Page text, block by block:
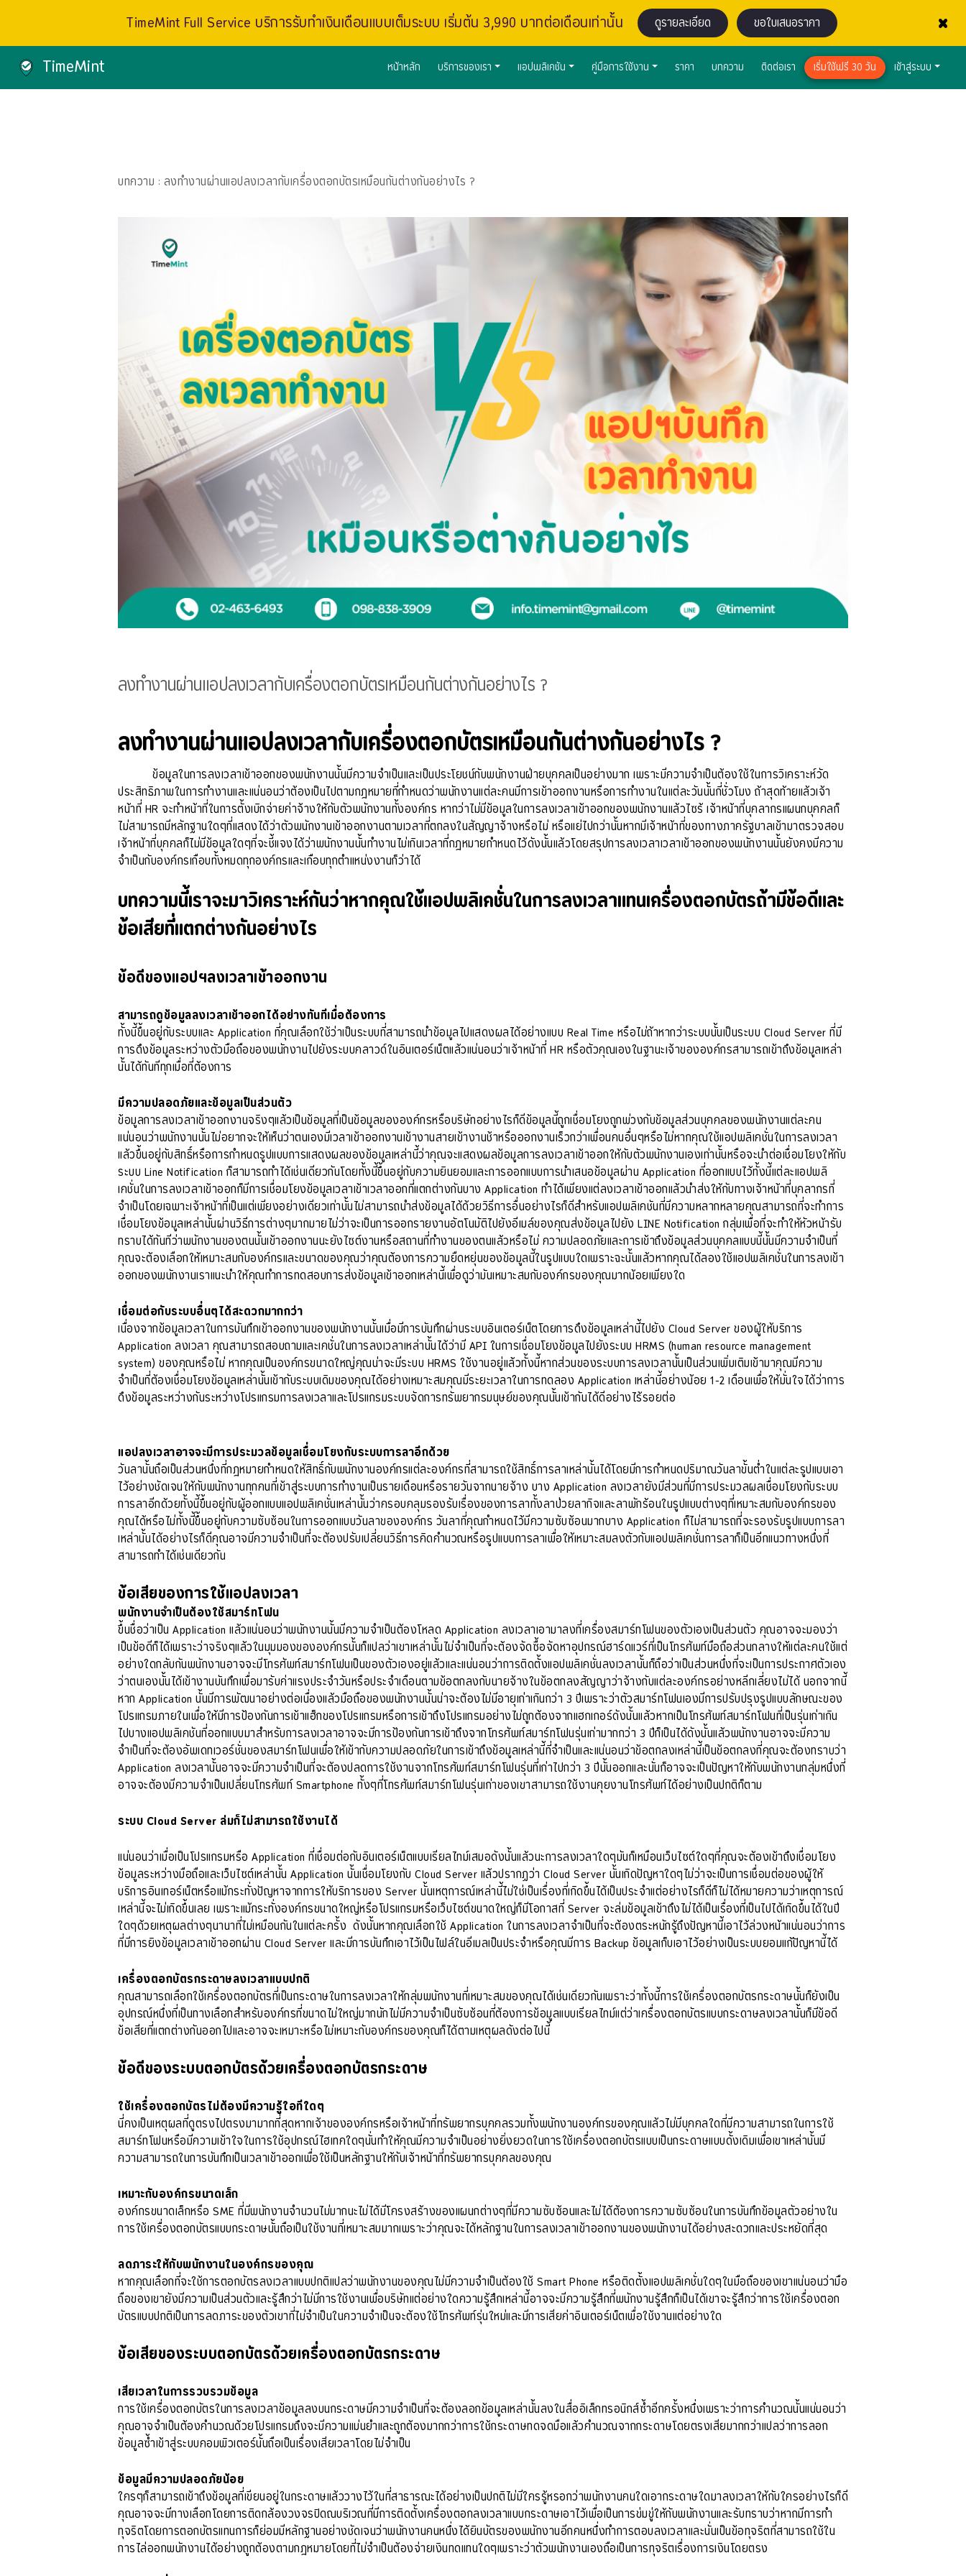
×
TimeMint Full Service บริการรับทำเงินเดือนแบบเต็มระบบ เริ่มต้น 3,990 บาทต่อเดือนเท่านั้น ดูรายละเอียด ขอใบเสนอราคา
TimeMint หน้าหลัก บริการของเรา แอปพลิเคชัน คู่มือการใช้งาน ราคา บทความ ติดต่อเรา เริ่มใช้ฟรี 30 วัน เข้าสู่ระบบ
บทความ : ลงทำงานผ่านแอปลงเวลากับเครื่องตอกบัตรเหมือนกันต่างกันอย่างไร ?
ลงทำงานผ่านแอปลงเวลากับเครื่องตอกบัตรเหมือนกันต่างกันอย่างไร ?
ลงทำงานผ่านแอปลงเวลากับเครื่องตอกบัตรเหมือนกันต่างกันอย่างไร ?
ข้อมูลในการลงเวลาเข้าออกของพนักงานนั้นมีความจำเป็นและเป็นประโยชน์กับพนักงานฝ่ายบุคคลเป็นอย่างมาก เพราะมีความจำเป็นต้องใช้ในการวิเคราะห์วัด
ประสิทธิภาพในการทำงานและแน่นอนว่าต้องเป็นไปตามกฎหมายที่กำหนดว่าพนักงานแต่ละคนมีการเข้าออกงานหรือการทำงานในแต่ละวันนั้นกี่ชั่วโมง ถ้าสุดท้ายแล้วเจ้า
หน้าที่ HR จะทำหน้าที่ในการตั้งเบิกจ่ายค่าจ้างให้กับตัวพนักงานทั้งองค์กร หากว่าไม่มีข้อมูลในการลงเวลาเข้าออกของพนักงานแล้วไซร้ เจ้าหน้าที่บุคลากรแผนกบุคคลก็
ไม่สามารถมีหลักฐานใดๆที่แสดงได้ว่าตัวพนักงานเข้าออกงานตามเวลาที่ตกลงในสัญญาจ้างหรือไม่ หรือแย่ไปกว่านั้นหากมีเจ้าหน้าที่ของทางภาครัฐบาลเข้ามาตรวจสอบ
เจ้าหน้าที่บุคคลก็ไม่มีข้อมูลใดๆที่จะชี้แจงได้ว่าพนักงานนั้นทำงานไม่เกินเวลาที่กฎหมายกำหนดไว้ดังนั้นแล้วโดยสรุปการลงเวลาเวลาเข้าออกของพนักงานนั้นยังคงมีความ
จำเป็นกับองค์กรเกือบทั้งหมดทุกองค์กรและเกือบทุกตำแหน่งงานก็ว่าได้
บทความนี้เราจะมาวิเคราะห์กันว่าหากคุณใช้แอปพลิเคชั่นในการลงเวลาแทนเครื่องตอกบัตรถ้ามีข้อดีและ
ข้อเสียที่แตกต่างกันอย่างไร
ข้อดีของแอปฯลงเวลาเข้าออกงาน
สามารถดูข้อมูลลงเวลาเข้าออกได้อย่างทันทีเมื่อต้องการ
ทั้งนี้ขึ้นอยู่กับระบบและ Application ที่คุณเลือกใช้ว่าเป็นระบบที่สามารถนำข้อมูลไปแสดงผลได้อย่างแบบ Real Time หรือไม่ถ้าหากว่าระบบนั้นเป็นระบบ Cloud Server ที่มี
การดึงข้อมูลระหว่างตัวมือถือของพนักงานไปยังระบบคลาวด์ในอินเตอร์เน็ตแล้วแน่นอนว่าเจ้าหน้าที่ HR หรือตัวคุณเองในฐานะเจ้าขององค์กรสามารถเข้าถึงข้อมูลเหล่า
นั้นได้ทันทีทุกเมื่อที่ต้องการ
มีความปลอดภัยและข้อมูลเป็นส่วนตัว
ข้อมูลการลงเวลาเข้าออกงานจริงๆแล้วเป็นข้อมูลที่เป็นข้อมูลขององค์กรหรือบริษัทอย่างไรก็ดีข้อมูลนี้ถูกเชื่อมโยงถูกพ่วงกับข้อมูลส่วนบุคคลของพนักงานแต่ละคน
แน่นอนว่าพนักงานนั้นไม่อยากจะให้เห็นว่าตนเองมีเวลาเข้าออกงานเข้างานสายเข้างานช้าหรือออกงานเร็วกว่าเพื่อนคนอื่นๆหรือไม่หากคุณใช้แอปพลิเคชั่นในการลงเวลา
แล้วขึ้นอยู่กับสิทธิ์หรือการกำหนดรูปแบบการแสดงผลของข้อมูลเหล่านี้ว่าคุณจะแสดงผลข้อมูลการลงเวลาเข้าออกให้กับตัวพนักงานเองเท่านั้นหรือจะนำต่อเชื่อมโยงให้กับ
ระบบ Line Notification ก็สามารถทำได้เช่นเดียวกันโดยทั้งนี้ขึ้นอยู่กับความยินยอมและการออกแบบการนำเสนอข้อมูลผ่าน Application ที่ออกแบบไว้ทั้งนี้แต่ละแอปพลิ
เคชั่นในการลงเวลาเข้าออกก็มีการเชื่อมโยงข้อมูลเวลาเข้าเวลาออกที่แตกต่างกันบาง Application ทำได้เพียงแต่ลงเวลาเข้าออกแล้วนำส่งให้กับทางเจ้าหน้าที่บุคลากรที่
จำเป็นโดยเฉพาะเจ้าหน้าที่เป็นแต่เพียงอย่างเดียวเท่านั้นไม่สามารถนำส่งข้อมูลได้ด้วยวิธีการอื่นอย่างไรก็ดีสำหรับแอปพลิเคชันที่มีความหลากหลายคุณสามารถที่จะทำการ
เชื่อมโยงข้อมูลเหล่านั้นผ่านวิธีการต่างๆมากมายไม่ว่าจะเป็นการออกรายงานอัตโนมัติไปยังอีเมล์ของคุณส่งข้อมูลไปยัง LINE Notification กลุ่มเพื่อที่จะทำให้หัวหน้ารับ
ทราบได้ทันทีว่าพนักงานของตนนั้นเข้าออกงานนะยังไซต์งานหรือสถานที่ทำงานของตนแล้วหรือไม่ ความปลอดภัยและการเข้าถึงข้อมูลส่วนบุคคลแบบนี้นั้นมีความจำเป็นที่
คุณจะต้องเลือกให้เหมาะสมกับองค์กรและขนาดของคุณว่าคุณต้องการความยืดหยุ่นของข้อมูลนี้ในรูปแบบใดเพราะฉะนั้นแล้วหากคุณได้ลองใช้แอปพลิเคชั่นในการลงเข้า
ออกของพนักงานเราแนะนำให้คุณทำการทดสอบการส่งข้อมูลเข้าออกเหล่านี้เพื่อดูว่ามันเหมาะสมกับองค์กรของคุณมากน้อยเพียงใด
เชื่อมต่อกับระบบอื่นๆได้สะดวกมากกว่า
เนื่องจากข้อมูลเวลาในการบันทึกเข้าออกงานของพนักงานนั้นเมื่อมีการบันทึกผ่านระบบอินเตอร์เน็ตโดยการดึงข้อมูลเหล่านี้ไปยัง Cloud Server ของผู้ให้บริการ
Application ลงเวลา คุณสามารถสอบถามและเคชั่นในการลงเวลาเหล่านั้นได้ว่ามี API ในการเชื่อมโยงข้อมูลไปยังระบบ HRMS (human resource management
system) ของคุณหรือไม่ หากคุณเป็นองค์กรขนาดใหญ่คุณน่าจะมีระบบ HRMS ใช้งานอยู่แล้วทั้งนี้หากส่วนของระบบการลงเวลานั้นเป็นส่วนเพิ่มเติมเข้ามาคุณมีความ
จำเป็นที่ต้องเชื่อมโยงข้อมูลเหล่านั้นเข้ากับระบบเดิมของคุณได้อย่างเหมาะสมคุณมีระยะเวลาในการทดลอง Application เหล่านี้อย่างน้อย 1-2 เดือนเพื่อให้มั่นใจได้ว่าการ
ดึงข้อมูลระหว่างกันระหว่างโปรแกรมการลงเวลาและโปรแกรมระบบจัดการทรัพยากรมนุษย์ของคุณนั้นเข้ากันได้ดีอย่างไร้รอยต่อ
แอปลงเวลาอาจจะมีการประมวลข้อมูลเชื่อมโยงกับระบบการลาอีกด้วย
วันลานั้นถือเป็นส่วนหนึ่งที่กฎหมายกำหนดให้สิทธิ์กับพนักงานองค์กรแต่ละองค์กรที่สามารถใช้สิทธิ์การลาเหล่านั้นได้โดยมีการกำหนดปริมาณวันลาขั้นต่ำในแต่ละรูปแบบเอา
ไว้อย่างชัดเจนให้กับพนักงานทุกคนที่เข้าสู่ระบบการทำงานเป็นรายเดือนหรือรายวันจากนายจ้าง บาง Application ลงเวลายังมีส่วนที่มีการประมวลผลเชื่อมโยงกับระบบ
การลาอีกด้วยทั้งนี้ขึ้นอยู่กับผู้ออกแบบแอปพลิเคชั่นเหล่านั้นว่าครอบคลุมรองรับเรื่องของการลาทั้งลาป่วยลากิจและลาพักร้อนในรูปแบบต่างๆที่เหมาะสมกับองค์กรของ
คุณได้หรือไม่ทั้งนี้ขึ้นอยู่กับความซับซ้อนในการออกแบบวันลาขององค์กร วันลาที่คุณกำหนดไว้มีความซับซ้อนมากบาง Application ก็ไม่สามารถที่จะรองรับรูปแบบการลา
เหล่านั้นได้อย่างไรก็ดีคุณอาจมีความจำเป็นที่จะต้องปรับเปลี่ยนวิธีการคิดคำนวณหรือรูปแบบการลาเพื่อให้เหมาะสมลงตัวกับแอปพลิเคชั่นการลาก็เป็นอีกแนวทางหนึ่งที่
สามารถทำได้เช่นเดียวกัน
ข้อเสียของการใช้แอปลงเวลา
พนักงานจำเป็นต้องใช้สมาร์ทโฟน
ขึ้นชื่อว่าเป็น Application แล้วแน่นอนว่าพนักงานนั้นมีความจำเป็นต้องโหลด Application ลงเวลาเอามาลงที่เครื่องสมาร์ทโฟนของตัวเองเป็นส่วนตัว คุณอาจจะมองว่า
เป็นข้อดีก็ได้เพราะว่าจริงๆแล้วในมุมมองขององค์กรนั้นก็แปลว่าเขาเหล่านั้นไม่จำเป็นที่จะต้องจัดซื้อจัดหาอุปกรณ์ฮาร์ดแวร์ที่เป็นโทรศัพท์มือถือส่วนกลางให้แต่ละคนใช้แต่
อย่างใดกลับกันพนักงานอาจจะมีโทรศัพท์สมาร์ทโฟนเป็นของตัวเองอยู่แล้วและแน่นอนว่าการติดตั้งแอปพลิเคชั่นลงเวลานั้นก็ถือว่าเป็นส่วนหนึ่งที่จะเป็นการประกาศตัวเอง
ว่าตนเองนั้นได้เข้างานบันทึกเพื่อมารับค่าแรงประจำวันหรือประจำเดือนตามข้อตกลงกับนายจ้างในข้อตกลงสัญญาว่าจ้างกับแต่ละองค์กรอย่างหลีกเลี่ยงไม่ได้ นอกจากนี้
หาก Application นั้นมีการพัฒนาอย่างต่อเนื่องแล้วมือถือของพนักงานนั้นน่าจะต้องไม่มีอายุเก่าเกินกว่า 3 ปีเพราะว่าตัวสมาร์ทโฟนเองมีการปรับปรุงรูปแบบลักษณะของ
โปรแกรมภายในเพื่อให้มีการป้องกันการเข้าแฮ็กของโปรแกรมหรือการเข้าถึงโปรแกรมอย่างไม่ถูกต้องจากแฮกเกอร์ดังนั้นแล้วหากเป็นโทรศัพท์สมาร์ทโฟนที่เป็นรุ่นเก่าเกิน
ไปบางแอปพลิเคชันที่ออกแบบมาสำหรับการลงเวลาอาจจะมีการป้องกันการเข้าถึงจากโทรศัพท์สมาร์ทโฟนรุ่นเก่ามากกว่า 3 ปีก็เป็นได้ดังนั้นแล้วพนักงานอาจจะมีความ
จำเป็นที่จะต้องอัพเดทเวอร์ชั่นของสมาร์ทโฟนเพื่อให้เข้ากับความปลอดภัยในการเข้าถึงข้อมูลเหล่านี้ที่จำเป็นและแน่นอนว่าข้อตกลงเหล่านี้เป็นข้อตกลงที่คุณจะต้องทราบว่า
Application ลงเวลานั้นอาจจะมีความจำเป็นที่จะต้องปลดการใช้งานจากโทรศัพท์สมาร์ทโฟนรุ่นที่เก่าไปกว่า 3 ปีนั้นออกและนั่นก็อาจจะเป็นปัญหาให้กับพนักงานกลุ่มหนึ่งที่
อาจจะต้องมีความจำเป็นเปลี่ยนโทรศัพท์ Smartphone ทั้งๆที่โทรศัพท์สมาร์ทโฟนรุ่นเก่าของเขาสามารถใช้งานคุยงานโทรศัพท์ได้อย่างเป็นปกติก็ตาม
ระบบ Cloud Server ล่มก็ไม่สามารถใช้งานได้
แน่นอนว่าเมื่อเป็นโปรแกรมหรือ Application ที่เชื่อมต่อกับอินเตอร์เน็ตแบบเรียลไทม์เสมอดังนั้นแล้วนะการลงเวลาใดๆมันก็เหมือนเว็บไซต์ใดๆที่คุณจะต้องเข้าถึงเชื่อมโยง
ข้อมูลระหว่างมือถือและเว็บไซต์เหล่านั้น Application นั้นเชื่อมโยงกับ Cloud Server แล้วปรากฏว่า Cloud Server นั้นเกิดปัญหาใดๆไม่ว่าจะเป็นการเชื่อมต่อของผู้ให้
บริการอินเทอร์เน็ตหรือแม้กระทั่งปัญหาจากการให้บริการของ Server นั้นเหตุการณ์เหล่านี้ไม่ใช่เป็นเรื่องที่เกิดขึ้นได้เป็นประจำแต่อย่างไรก็ดีก็ไม่ได้หมายความว่าเหตุการณ์
เหล่านี้จะไม่เกิดขึ้นเลย เพราะแม้กระทั่งองค์กรขนาดใหญ่หรือโปรแกรมหรือเว็บไซต์ขนาดใหญ่ก็มีโอกาสที่ Server จะล่มข้อมูลเข้าถึงไม่ได้เป็นเรื่องที่เป็นไปได้เกิดขึ้นได้ในปี
ใดๆด้วยเหตุผลต่างๆนานาที่ไม่เหมือนกันในแต่ละครั้ง ดังนั้นหากคุณเลือกใช้ Application ในการลงเวลาจำเป็นที่จะต้องตระหนักรู้ถึงปัญหานี้เอาไว้ล่วงหน้าแน่นอนว่าการ
ที่มีการยิงข้อมูลเวลาเข้าออกผ่าน Cloud Server และมีการบันทึกเอาไว้เป็นไฟล์ในอีเมลเป็นประจำหรือคุณมีการ Backup ข้อมูลเก็บเอาไว้อย่างเป็นระบบยอมแก้ปัญหานี้ได้
เครื่องตอกบัตรกระดาษลงเวลาแบบปกติ
คุณสามารถเลือกใช้เครื่องตอกบัตรที่เป็นกระดาษในการลงเวลาให้กลุ่มพนักงานที่เหมาะสมของคุณได้เช่นเดียวกันเพราะว่าทั้งนี้การใช้เครื่องตอกบัตรกระดาษนั้นก็ยังเป็น
อุปกรณ์หนึ่งที่เป็นทางเลือกสำหรับองค์กรที่ขนาดไม่ใหญ่มากนักไม่มีความจำเป็นซับซ้อนที่ต้องการข้อมูลแบบเรียลไทม์แต่ว่าเครื่องตอกบัตรแบบกระดาษลงเวลานั้นก็มีข้อดี
ข้อเสียที่แตกต่างกันออกไปและอาจจะเหมาะหรือไม่เหมาะกับองค์กรของคุณก็ได้ตามเหตุผลดังต่อไปนี้
ข้อดีของระบบตอกบัตรด้วยเครื่องตอกบัตรกระดาษ
ใช้เครื่องตอกบัตรไม่ต้องมีความรู้ใอทีใดๆ
นี่คงเป็นเหตุผลที่ดูตรงไปตรงมามากที่สุดหากเจ้าขององค์กรหรือเจ้าหน้าที่ทรัพยากรบุคคลรวมทั้งพนักงานองค์กรของคุณแล้วไม่มีบุคคลใดที่มีความสามารถในการใช้
สมาร์ทโฟนหรือมีความเข้าใจในการใช้อุปกรณ์ไฮเทคใดๆนั่นทำให้คุณมีความจำเป็นอย่างยิ่งยวดในการใช้เครื่องตอกบัตรแบบเป็นกระดาษแบบดั้งเดิมเพื่อเขาเหล่านั้นมี
ความสามารถในการบันทึกเป็นเวลาเข้าออกเพื่อใช้เป็นหลักฐานให้กับเจ้าหน้าที่ทรัพยากรบุคคลของคุณ
เหมาะกับองค์กรขนาดเล็ก
องค์กรขนาดเล็กหรือ SME ที่มีพนักงานจำนวนไม่มากนะไม่ได้มีโครงสร้างของแผนกต่างๆที่มีความซับซ้อนและไม่ได้ต้องการความซับซ้อนในการบันทึกข้อมูลตัวอย่างใน
การใช้เครื่องตอกบัตรแบบกระดาษนั้นถือเป็นใช้งานที่เหมาะสมมากเพราะว่าคุณจะได้หลักฐานในการลงเวลาเข้าออกงานของพนักงานได้อย่างสะดวกและประหยัดที่สุด
ลดภาระให้กับพนักงานในองค์กรของคุณ
หากคุณเลือกที่จะใช้การตอกบัตรลงเวลาแบบปกติแปลว่าพนักงานของคุณไม่มีความจำเป็นต้องใช้ Smart Phone หรือติดตั้งแอปพลิเคชั่นใดๆในมือถือของเขาแน่นอนว่ามือ
ถือของเขายังมีความเป็นส่วนตัวและรู้สึกว่าไม่มีการใช้งานเพื่อบริษัทแต่อย่างใดความรู้สึกเหล่านี้อาจจะมีความรู้สึกที่พนักงานรู้สึกก็เป็นได้เขาจะรู้สึกว่าการใช้เครื่องตอก
บัตรแบบปกติเป็นการลดภาระของตัวเขาที่ไม่จำเป็นในความจำเป็นจะต้องใช้โทรศัพท์รุ่นใหม่และมีการเสียค่าอินเตอร์เน็ตเพื่อใช้งานแต่อย่างใด
ข้อเสียของระบบตอกบัตรด้วยเครื่องตอกบัตรกระดาษ
เสียเวลาในการรวบรวมข้อมูล
การใช้เครื่องตอกบัตรในการลงเวลาข้อมูลลงบนกระดาษมีความจำเป็นที่จะต้องลอกข้อมูลเหล่านั้นลงในสื่ออิเล็กทรอนิกส์ซ้ำอีกครั้งหนึ่งเพราะว่าการคำนวณนั้นแน่นอนว่า
คุณอาจจำเป็นต้องคำนวณด้วยโปรแกรมถึงจะมีความแม่นยำและถูกต้องมากกว่าการใช้กระดาษทดจดมือแล้วคำนวณจากกระดาษโดยตรงเสียมากกว่าแปลว่าการลอก
ข้อมูลซ้ำเข้าสู่ระบบคอมพิวเตอร์นั้นถือเป็นเรื่องเสียเวลาโดยไม่จำเป็น
ข้อมูลมีความปลอดภัยน้อย
ใครๆก็สามารถเข้าถึงข้อมูลที่เขียนอยู่ในกระดาษแล้ววางไว้ในที่สาธารณะได้อย่างเป็นปกติไม่มีใครรู้หรอกว่าพนักงานคนใดเอากระดาษใดมาลงเวลาให้กับใครอย่างไรก็ดี
คุณอาจจะมีทางเลือกโดยการติดกล้องวงจรปิดณบริเวณที่มีการติดตั้งเครื่องตอกลงเวลาแบบกระดาษเอาไว้เพื่อเป็นการข่มขู่ให้กับพนักงานและรับทราบว่าหากมีการทำ
ทุจริตโดยการตอกบัตรแทนการก็ย่อมมีหลักฐานอย่างชัดเจนว่าพนักงานคนหนึ่งได้ยินบัตรของพนักงานอีกคนหนึ่งทำการตอบลงเวลาและนั่นเป็นข้อทุจริตที่สามารถใช้ใน
การไล่ออกพนักงานได้อย่างถูกต้องตามกฎหมายโดยที่ไม่จำเป็นต้องจ่ายเงินทดแทนใดๆเพราะว่าตัวพนักงานเองถือเป็นการทุจริตเรื่องการเงินโดยตรง